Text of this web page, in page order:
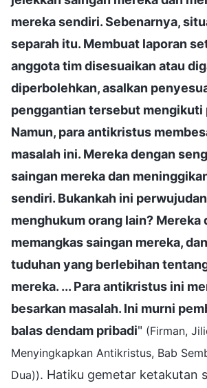
mereka sendiri. Sebenarnya,
separah itu. Membuat laporan
anggota tim disesuaikan atau
diperbolehkan, asalkan
penggantian tersebut
Namun, para antikristus
masalah ini. Mereka dengan
saingan mereka dan
sendiri. Bukankah ini
menghukum orang lain? Mereka
memangkas saingan mereka,
tuduhan yang berlebihan
mereka. ... Para antikristus ini
besarkan masalah. Ini murni
balas dendam pribadi" (Firman,
Menyingkapkan Antikristus, Bab
Dua)). Hatiku gemetar ketakutan